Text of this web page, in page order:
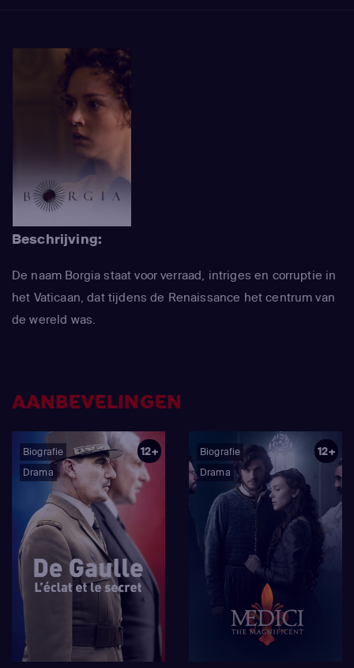
Beschrijving:
De naam Borgia staat voor verraad, intriges en corruptie in
het Vaticaan, dat tijdens de Renaissance het centrum van
de wereld was.
AANBEVELINGEN
Biografie
Drama
12+
Biografie
Drama
12+